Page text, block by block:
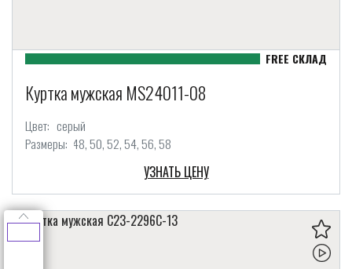
Куртка мужская MS24011-08
Цвет: серый
Размеры: 48 50 52 54 56 58
УЗНАТЬ ЦЕНУ